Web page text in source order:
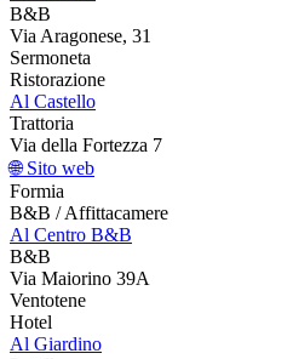
B&B
Via Aragonese, 31
Sermoneta
Ristorazione
Al Castello
Trattoria
Via della Fortezza 7
🌐 Sito web
Formia
B&B / Affittacamere
Al Centro B&B
B&B
Via Maiorino 39A
Ventotene
Hotel
Al Giardino